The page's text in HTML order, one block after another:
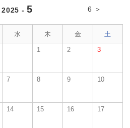
2025 -5 6 ＞
水 木 金 土
1 2 3
7 8 9 10
14 15 16 17